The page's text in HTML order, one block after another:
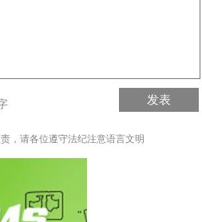
发表
，请各位遵守法纪注意语言文明